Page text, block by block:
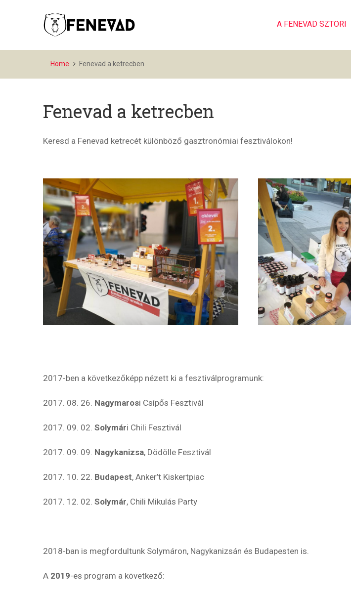
A FENEVAD SZTORI
Home Fenevad a ketrecben
Fenevad a ketrecben
Keresd a Fenevad ketrecét különböző gasztronómiai fesztiválokon!
2017-ben a következőképp nézett ki a fesztiválprogramunk:
2017. 08. 26. Nagymarosi Csípős Fesztivál
2017. 09. 02. Solymári Chili Fesztivál
2017. 09. 09. Nagykanizsa, Dödölle Fesztivál
2017. 10. 22. Budapest, Anker’t Kiskertpiac
2017. 12. 02. Solymár, Chili Mikulás Party
2018-ban is megfordultunk Solymáron, Nagykanizsán és Budapesten is.
A 2019-es program a következő: